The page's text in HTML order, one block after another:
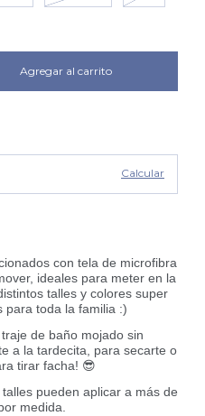
Calcular
con tela de microfibra
ideales para meter en la
talles y colores super
para toda la familia :)
de baño mojado sin
a la tardecita, para secarte o
tirar facha! 😎
pueden aplicar a más de
medida.